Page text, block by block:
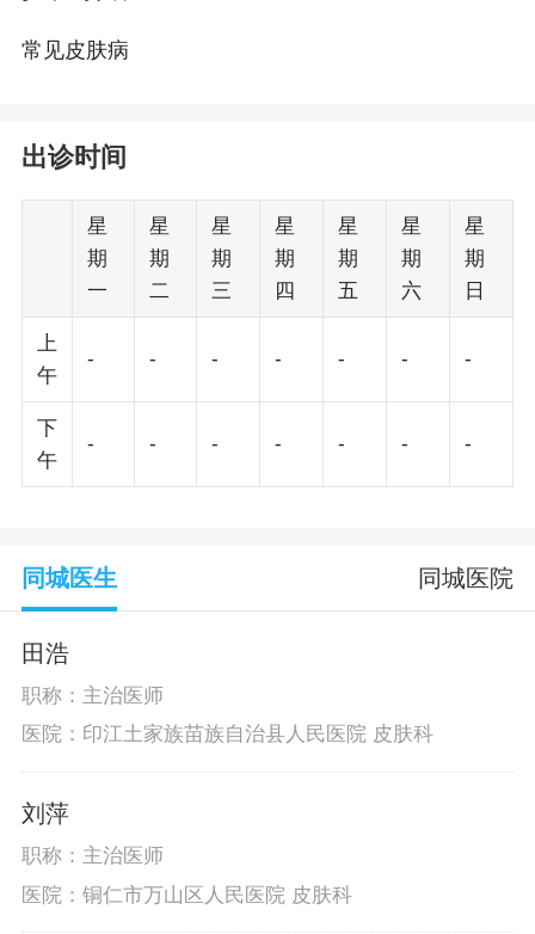
常见皮肤病
出诊时间
星
期
一
星
期
二
星
期
三
星
期
四
星
期
五
星
期
六
星
期
日
上
午
- - - - - - -
下
午
- - - - - - -
同城医生 同城医院
田浩
职称：主治医师
医院：印江土家族苗族自治县人民医院 皮肤科
刘萍
职称：主治医师
医院：铜仁市万山区人民医院 皮肤科